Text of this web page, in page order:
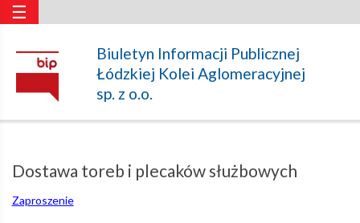
Dostawa
toreb
plecaków
Biuletyn Informacji Publicznej
Łódzkiej Kolei Aglomeracyjnej
sp. z o.o.
☰
Dostawa toreb i plecaków służbowych
Zaproszenie